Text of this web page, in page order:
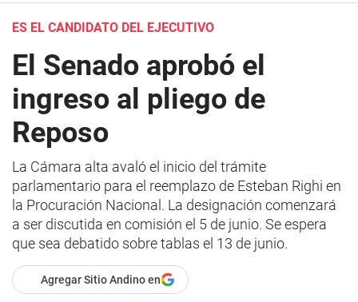
ES EL CANDIDATO DEL EJECUTIVO
El Senado aprobó el
ingreso al pliego de
Reposo
La Cámara alta avaló el inicio del trámite
parlamentario para el reemplazo de Esteban Righi en
la Procuración Nacional. La designación comenzará
a ser discutida en comisión el 5 de junio. Se espera
que sea debatido sobre tablas el 13 de junio.
Agregar Sitio Andino en